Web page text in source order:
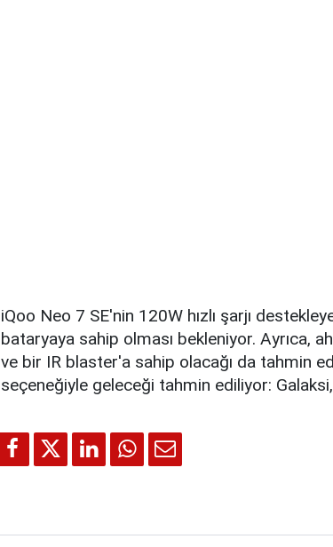
iQoo Neo 7 SE'nin 120W hızlı şarjı
bataryaya sahip olması bekleniyor. Ayrıca,
ve bir IR blaster'a sahip olacağı da tahmin
seçeneğiyle geleceği tahmin ediliyor: